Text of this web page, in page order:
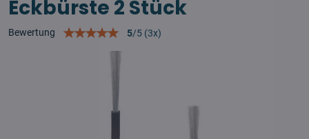
Eckbürste 2 Stück
Bewertung 5/5 (3x)